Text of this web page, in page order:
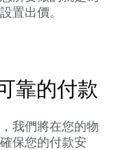
置出價。
靠的付款
我們將在您的物
保您的付款安